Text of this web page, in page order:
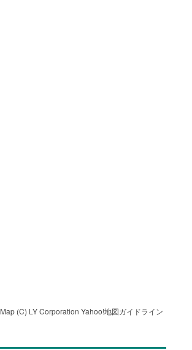
(C) LY Corporation Yahoo!地図ガイドライン